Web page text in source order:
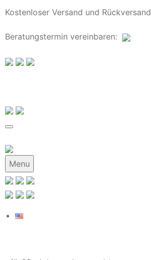
Kostenloser Versand und Rückversand
Beratungstermin vereinbaren:
Menu